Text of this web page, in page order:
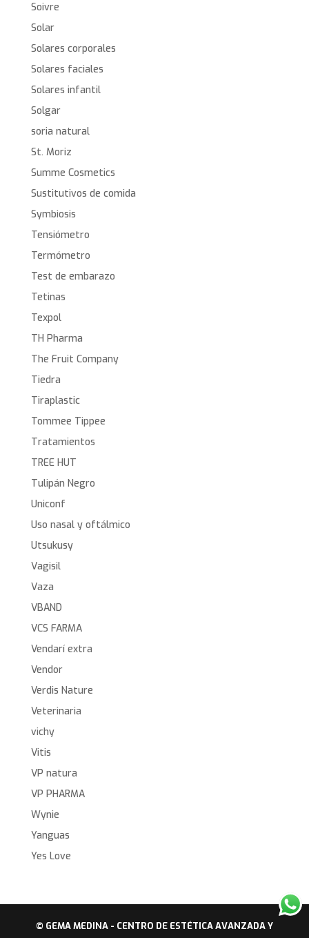
Soivre
Solar
Solares corporales
Solares faciales
Solares infantil
Solgar
soria natural
St. Moriz
Summe Cosmetics
Sustitutivos de comida
Symbiosis
Tensiómetro
Termómetro
Test de embarazo
Tetinas
Texpol
TH Pharma
The Fruit Company
Tiedra
Tiraplastic
Tommee Tippee
Tratamientos
TREE HUT
Tulipán Negro
Uniconf
Uso nasal y oftálmico
Utsukusy
Vagisil
Vaza
VBAND
VCS FARMA
Vendarí extra
Vendor
Verdis Nature
Veterinaria
vichy
Vitis
VP natura
VP PHARMA
Wynie
Yanguas
Yes Love
© GEMA MEDINA - CENTRO DE ESTÉTICA AVANZADA Y